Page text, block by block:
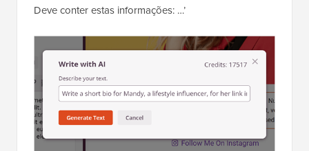
Deve conter estas informações: …’